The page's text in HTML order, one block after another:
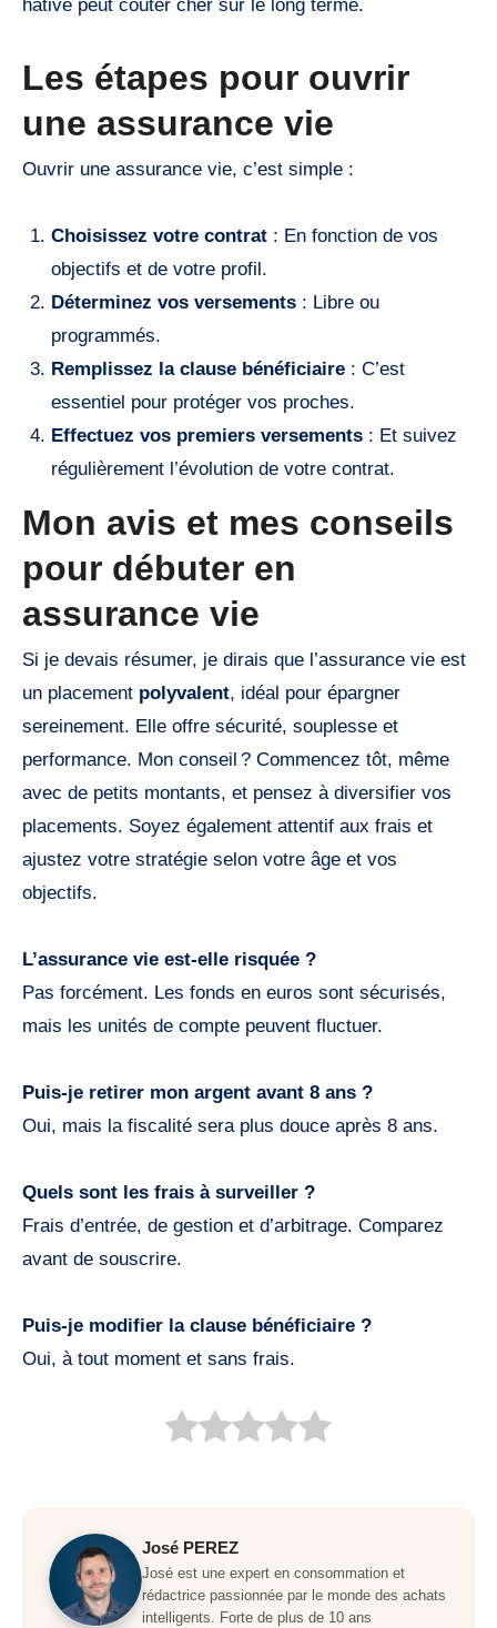
hâtive peut coûter cher sur le long terme.
Les étapes pour ouvrir
une assurance vie
Ouvrir une assurance vie, c’est simple :
Choisissez votre contrat: En fonction de vos
objectifs et de votre profil.
Déterminez vos versements: Libre ou
programmés.
Remplissez la clause bénéficiaire: C’est
essentiel pour protéger vos proches.
Effectuez vos premiers versements: Et suivez
régulièrement l’évolution de votre contrat.
Mon avis et mes conseils
pour débuter en
assurance vie
Si je devais résumer, je dirais que l’assurance vie est
un placement polyvalent, idéal pour épargner
sereinement. Elle offre sécurité, souplesse et
performance. Mon conseil ? Commencez tôt, même
avec de petits montants, et pensez à diversifier vos
placements. Soyez également attentif aux frais et
ajustez votre stratégie selon votre âge et vos
objectifs.
L’assurance vie est-elle risquée ?
Pas forcément. Les fonds en euros sont sécurisés,
mais les unités de compte peuvent fluctuer.
Puis-je retirer mon argent avant 8 ans ?
Oui, mais la fiscalité sera plus douce après 8 ans.
Quels sont les frais à surveiller ?
Frais d’entrée, de gestion et d’arbitrage. Comparez
avant de souscrire.
Puis-je modifier la clause bénéficiaire ?
Oui, à tout moment et sans frais.
José PEREZ
José est une expert en consommation et
rédactrice passionnée par le monde des achats
intelligents. Forte de plus de 10 ans